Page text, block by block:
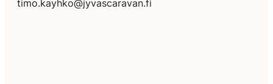
timo.kayhko@jyvascaravan.fi